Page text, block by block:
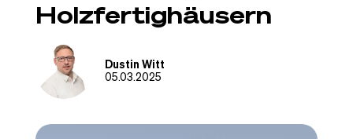
Holzfertighäusern
Dustin Witt
05.03.2025